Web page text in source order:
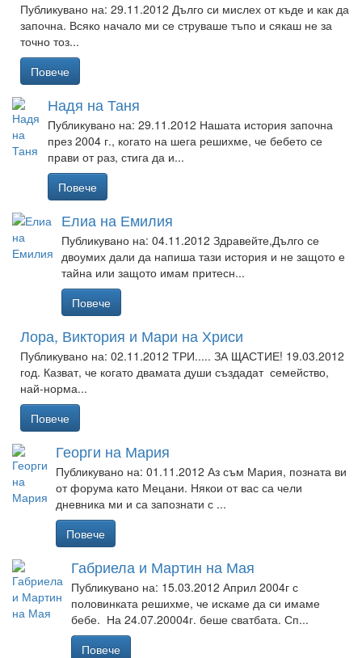
Публикувано на: 29.11.2012 Дълго си мислех от къде и как да
започна. Всяко начало ми се струваше тъпо и сякаш не за
точно тоз...
Повече
Надя на Таня
Публикувано на: 29.11.2012 Нашата история започна
през 2004 г., когато на шега решихме, че бебето се
прави от раз, стига да и...
Повече
Елиа на Емилия
Публикувано на: 04.11.2012 Здравейте,Дълго се
двоумих дали да напиша тази история и не защото е
тайна или защото имам притесн...
Повече
Лора, Виктория и Мари на Хриси
Публикувано на: 02.11.2012 ТРИ..... ЗА ЩАСТИЕ! 19.03.2012
год. Казват, че когато двамата души създадат семейство,
най-норма...
Повече
Георги на Мария
Публикувано на: 01.11.2012 Аз съм Мария, позната ви
от форума като Мецани. Някои от вас са чели
дневника ми и са запознати с ...
Повече
Габриела и Мартин на Мая
Публикувано на: 15.03.2012 Април 2004г с
половинката решихме, че искаме да си имаме
бебе. На 24.07.20004г. беше сватбата. Сп...
Повече